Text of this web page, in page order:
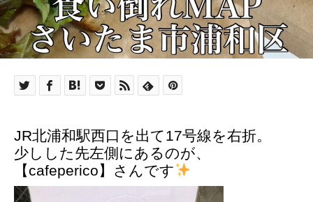
JR北浦和駅西口を出て17号線を右折。
少しした先左側にあるのが、
【cafeperico】さんです